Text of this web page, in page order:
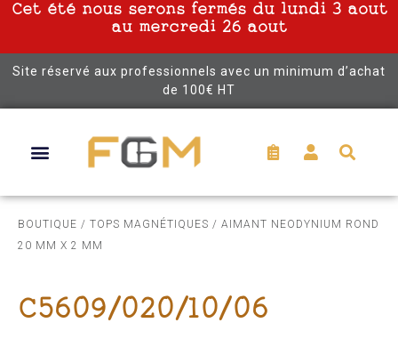
Cet été nous serons fermés du lundi 3 aout
au mercredi 26 aout
Site réservé aux professionnels avec un minimum d’achat
de 100€ HT
BOUTIQUE / TOPS MAGNÉTIQUES / AIMANT NEODYNIUM ROND
20 MM X 2 MM
C5609/020/10/06